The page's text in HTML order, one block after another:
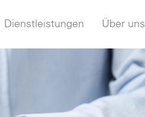
Dienstleistungen Über uns